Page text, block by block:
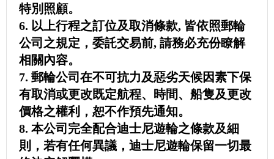
特別照顧。
6. 以上行程之訂位及取消條款, 皆依照郵輪
公司之規定，委託交易前, 請務必充份瞭解
相關內容。
7. 郵輪公司在不可抗力及惡劣天候因素下保
有取消或更改既定航程、時間、船隻及更改
價格之權利，恕不作預先通知。
8. 本公司完全配合迪士尼遊輪之條款及細
則，若有任何異議，迪士尼遊輪保留一切最